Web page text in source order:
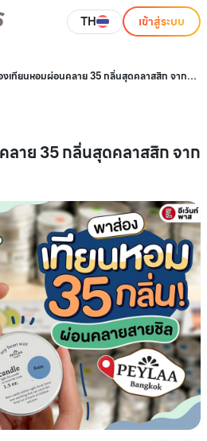
TH เข้าสู่ระบบ
เทียนหอมผ่อนคลาย 35 กลิ่นสุดคลาสสิก จาก
าย 35 กลิ่นสุดคลาสสิก จาก